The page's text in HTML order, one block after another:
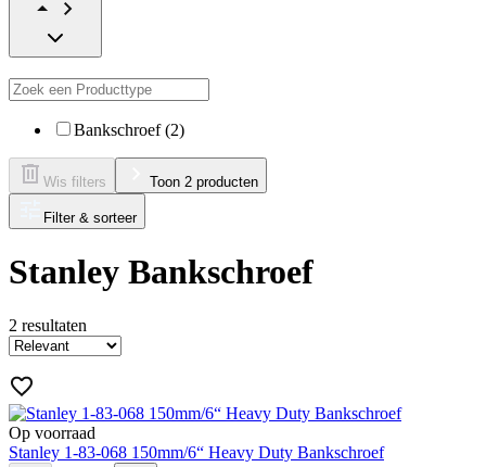
Bankschroef (2)
Wis filters Toon 2 producten
Filter & sorteer
Stanley Bankschroef
2 resultaten
Op voorraad
Stanley 1-83-068 150mm/6“ Heavy Duty Bankschroef